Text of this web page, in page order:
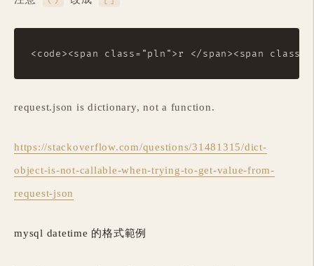
request.json is dictionary, not a function.
https://stackoverflow.com/questions/31481315/dict-
object-is-not-callable-when-trying-to-get-value-from-
request-json
mysql datetime 的格式範例